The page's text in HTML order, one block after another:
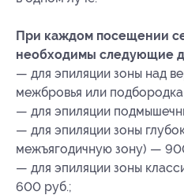
При каждом посещении
необходимы следующие
— для эпиляции зоны над
межбровья или
— для эпиляции
— для эпиляции зоны
межъягодичную зону) —
— для эпиляции зоны
600 руб.;